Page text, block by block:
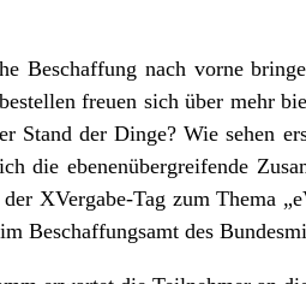
Beschaffung nach vorne
freuen sich über mehr
Stand der Dinge? Wie sehen
die ebenenübergreifende
XVergabe-Tag zum Thema
Beschaffungsamt des